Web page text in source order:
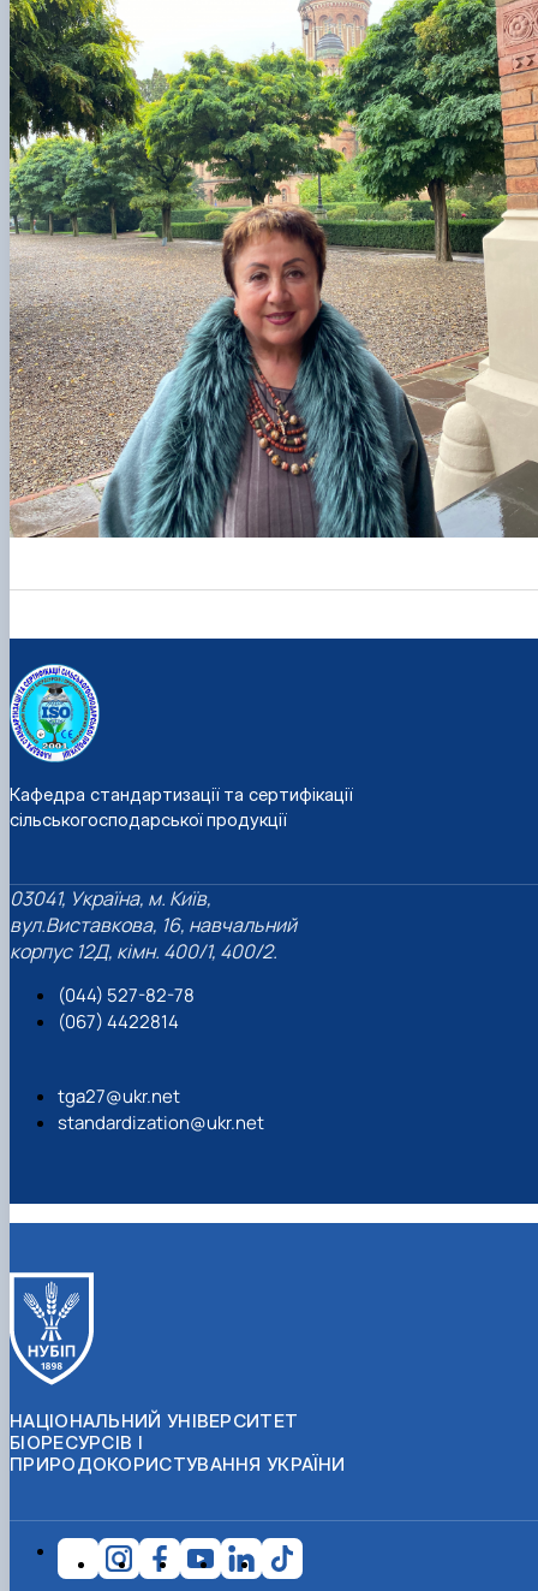
Кафедра стандартизації та сертифікації
сільськогосподарської продукції
03041, Україна, м. Київ,
вул.Виставкова, 16, навчальний
корпус 12Д, кімн. 400/1, 400/2.
(044) 527-82-78
(067) 4422814
tga27@ukr.net
standardization@ukr.net
НАЦІОНАЛЬНИЙ УНІВЕРСИТЕТ
БІОРЕСУРСІВ І
ПРИРОДОКОРИСТУВАННЯ УКРАЇНИ